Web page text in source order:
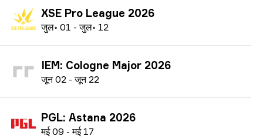
XSE Pro League 2026
जुल॰ 01 -जुल॰ 12
IEM: Cologne Major 2026
जून 02 -जून 22
PGL: Astana 2026
मई 09 -मई 17